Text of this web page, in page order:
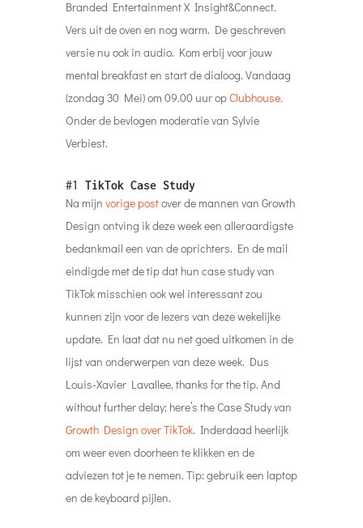
Branded Entertainment X Insight&Connect.
Vers uit de oven en nog warm. De geschreven
versie nu ook in audio. Kom erbij voor jouw
mental breakfast en start de dialoog. Vandaag
(zondag 30 Mei) om 09.00 uur opClubhouse.
Onder de bevlogen moderatie van Sylvie
Verbiest.
#1 TikTok Case Study
Na mijn vorige postover de mannen van Growth
Design ontving ik deze week een alleraardigste
bedankmail een van de oprichters. En de mail
eindigde met de tip dat hun case study van
TikTok misschien ook wel interessant zou
kunnen zijn voor de lezers van deze wekelijke
update. En laat dat nu net goed uitkomen in de
lijst van onderwerpen van deze week. Dus
Louis-Xavier Lavallee, thanks for the tip. And
without further delay; here’s the Case Study van
Growth Design over TikTok. Inderdaad heerlijk
om weer even doorheen te klikken en de
adviezen tot je te nemen. Tip: gebruik een laptop
en de keyboard pijlen.